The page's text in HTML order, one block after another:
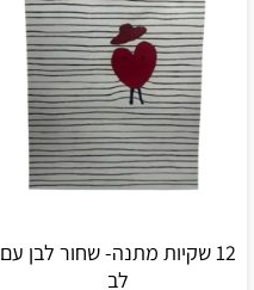
12 שקיות מתנה- שחור לבן עם
לב